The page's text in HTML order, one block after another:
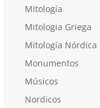
Mitología
Mitologia Griega
Mitología Nórdica
Monumentos
Músicos
Nordicos